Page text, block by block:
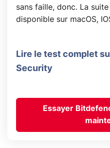
sans faille, donc. La
disponible sur macOS,
Lire le test complet
Security
Essayer